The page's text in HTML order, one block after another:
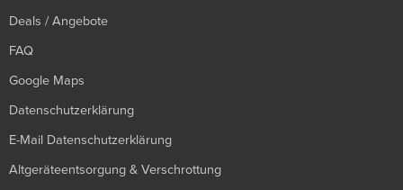
Deals / Angebote
FAQ
Google Maps
Datenschutzerklärung
E-Mail Datenschutzerklärung
Altgeräteentsorgung & Verschrottung